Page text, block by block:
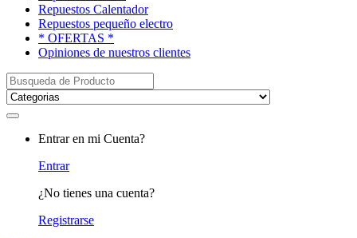
Repuestos Calentador
Repuestos pequeño electro
* OFERTAS *
Opiniones de nuestros clientes
Buscar:
Entrar en mi Cuenta?
Entrar
¿No tienes una cuenta?
Registrarse